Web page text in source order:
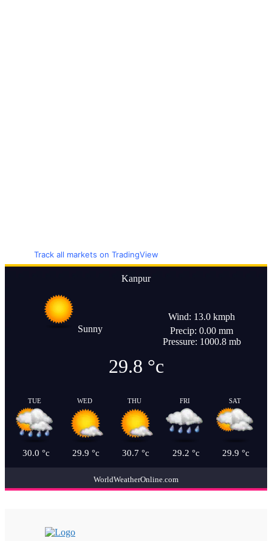
Track all markets on TradingView
Kanpur
Sunny
Wind: 13.0 kmph
Precip: 0.00 mm
Pressure: 1000.8 mb
29.8 °c
TUE
30.0 °c
WED
29.9 °c
THU
30.7 °c
FRI
29.2 °c
SAT
29.9 °c
WorldWeatherOnline.com